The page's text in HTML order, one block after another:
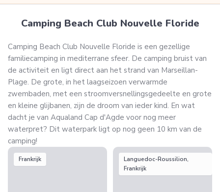
Camping Beach Club Nouvelle Floride
Camping Beach Club Nouvelle Floride is een gezellige
familiecamping in mediterrane sfeer. De camping bruist van
de activiteit en ligt direct aan het strand van Marseillan-
Plage. De grote, in het laagseizoen verwarmde
zwembaden, met een stroomversnellingsgedeelte en grote
en kleine glijbanen, zijn de droom van ieder kind. En wat
dacht je van Aqualand Cap d'Agde voor nog meer
waterpret? Dit waterpark ligt op nog geen 10 km van de
camping!
Frankrijk
Languedoc-Roussilion,
Frankrijk